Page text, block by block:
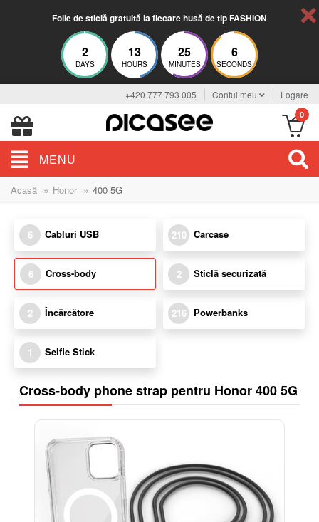
Folie de sticlă gratuită la fiecare husă de tip FASHION
2
DAYS
13
HOURS
25
MINUTES
6
SECONDS
+420 777 793 005 Contul meu Logare
0
MENU
Acasă » Honor » 400 5G
6 Cabluri USB 210 Carcase
6 Cross-body 2 Sticlă securizată
2 Încărcătore 216 Powerbanks
1 Selfie Stick
Cross-body phone strap pentru Honor 400 5G